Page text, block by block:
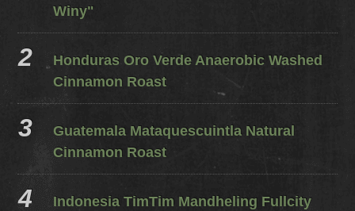
Winy"
Honduras Oro Verde Anaerobic Washed
Cinnamon Roast
Guatemala Mataquescuintla Natural
Cinnamon Roast
Indonesia TimTim Mandheling Fullcity